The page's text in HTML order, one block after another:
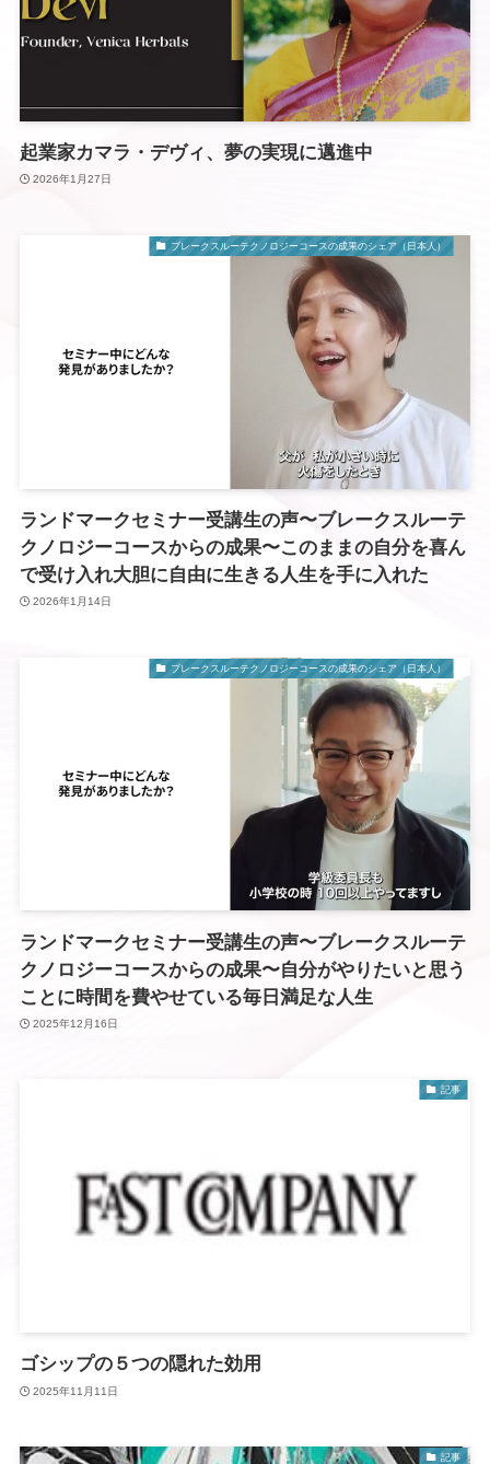
起業家カマラ・デヴィ、夢の実現に邁進中
2026年1月27日
ブレークスルーテクノロジーコースの成果のシェア（日本人）
ランドマークセミナー受講生の声〜ブレークスルーテ
クノロジーコースからの成果〜このままの自分を喜ん
で受け入れ大胆に自由に生きる人生を手に入れた
2026年1月14日
ブレークスルーテクノロジーコースの成果のシェア（日本人）
ランドマークセミナー受講生の声〜ブレークスルーテ
クノロジーコースからの成果〜自分がやりたいと思う
ことに時間を費やせている毎日満足な人生
2025年12月16日
記事
ゴシップの５つの隠れた効用
2025年11月11日
記事